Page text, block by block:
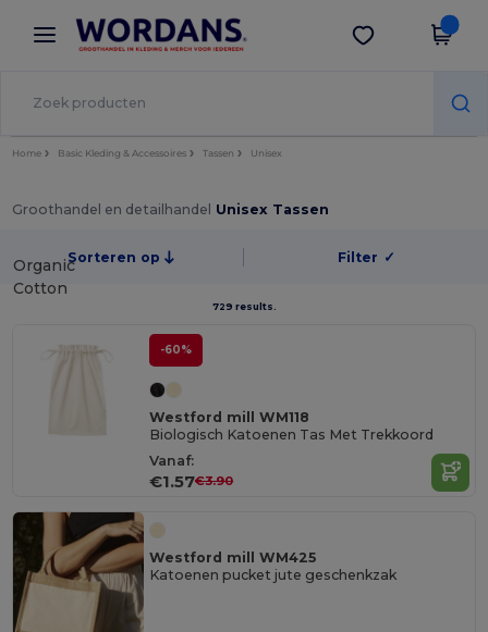
× Wordans-app
Betere prijzen in de app!
Download app
Home Basic Kleding & Accessoires Tassen Unisex
Groothandel en detailhandel Unisex Tassen
Sorteren op Filter ✓
729 results.
Organic
Cotton
-60%
Westford mill WM118
Biologisch Katoenen Tas Met Trekkoord
Vanaf:
€1.57€3.90
Westford mill WM425
Katoenen pucket jute geschenkzak